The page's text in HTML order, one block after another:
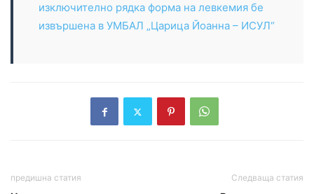
изключително рядка форма на левкемия бе
извършена в УМБАЛ „Царица Йоанна – ИСУЛ“
предишна статия Следваща статия